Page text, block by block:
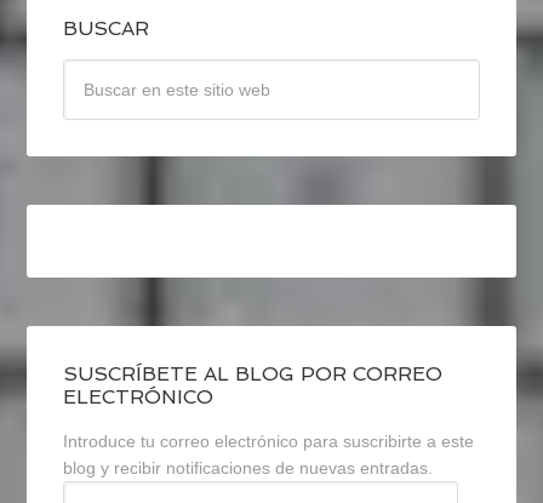
BUSCAR
SUSCRÍBETE AL BLOG POR CORREO
ELECTRÓNICO
Introduce tu correo electrónico para suscribirte a este
blog y recibir notificaciones de nuevas entradas.